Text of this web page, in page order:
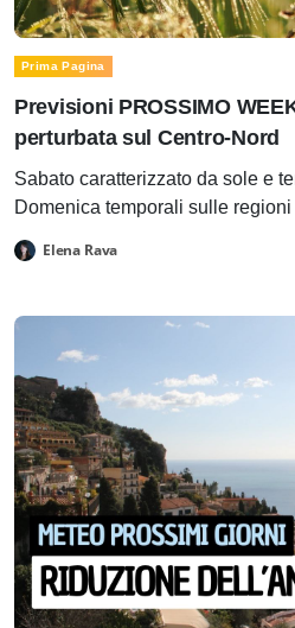
Prima Pagina
Previsioni PROSSIMO
perturbata sul Centro-Nord
Sabato caratterizzato da sole e
Domenica temporali sulle
Elena Rava